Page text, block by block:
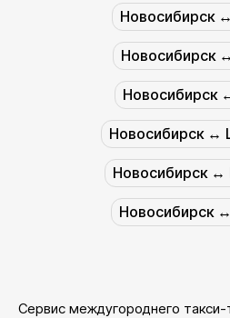
Новосибирск
Новосибирск
Новосибирск
Новосибирск ↔︎
Новосибирск
Новосибирск
Сервис междугороднего такси-